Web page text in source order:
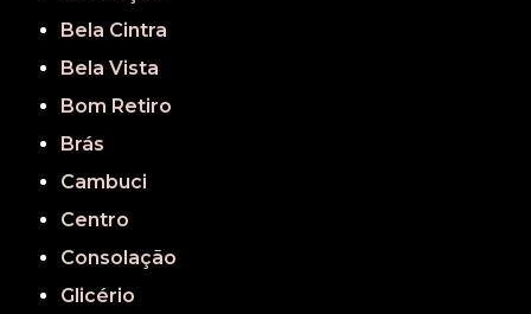
Bela Cintra
Bela Vista
Bom Retiro
Brás
Cambuci
Centro
Consolação
Glicério